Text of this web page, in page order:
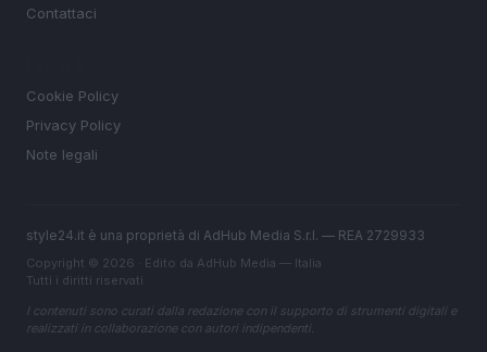
Contattaci
Cookie Policy
Privacy Policy
Note legali
style24.it è una proprietà di AdHub Media S.r.l. — REA 2729933
Copyright © 2026 · Edito da AdHub Media — Italia
Tutti i diritti riservati
I contenuti sono curati dalla redazione con il supporto di strumenti digitali e
realizzati in collaborazione con autori indipendenti.